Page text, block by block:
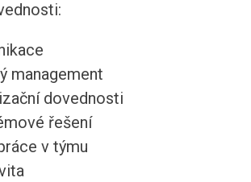
management
dovednosti
řešení
v týmu